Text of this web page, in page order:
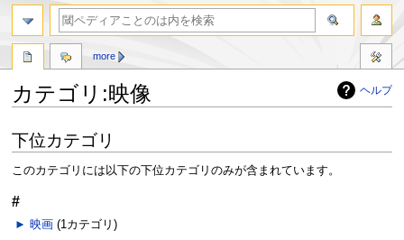
ヘルプ
カテゴリ:映像
ナ
ビ
ゲ
シ
検
索
に
動
下位カテゴリ
このカテゴリには以下の下位カテゴリのみが含まれています。
#
► 映画 (1カテゴリ)
more